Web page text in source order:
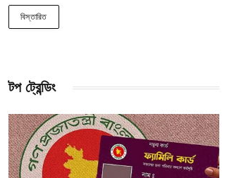
বিস্তারিত
টপ ট্রেন্ডিং